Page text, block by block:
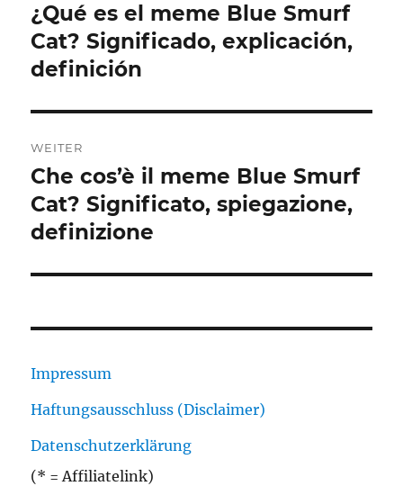
Vorheriger
Beitrag:
¿Qué es el meme Blue Smurf
Cat? Significado, explicación,
definición
WEITER
Nächster
Beitrag:
Che cos’è il meme Blue Smurf
Cat? Significato, spiegazione,
definizione
Impressum
Haftungsausschluss (Disclaimer)
Datenschutzerklärung
(* = Affiliatelink)